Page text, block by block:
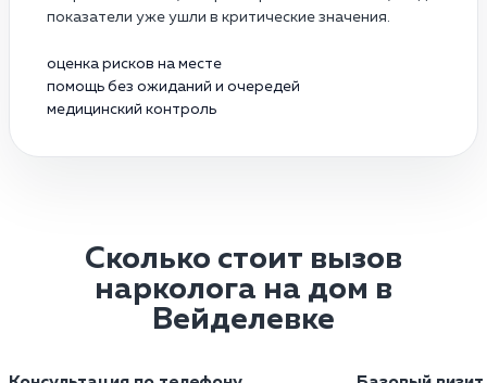
показатели уже ушли в критические значения.
оценка рисков на месте
помощь без ожиданий и очередей
медицинский контроль
Сколько стоит вызов
нарколога на дом в
Вейделевке